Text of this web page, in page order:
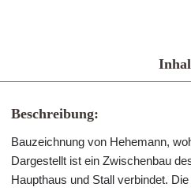
Beschreibung:
Bauzeichnung von Hehemann,
Dargestellt ist ein Zwischenbau
Haupthaus und Stall verbindet.